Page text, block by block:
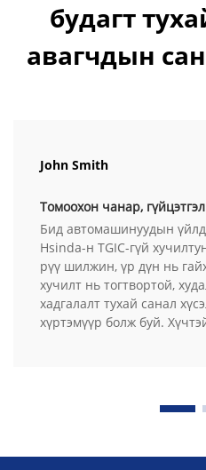
будагт
авагчдын
John Smith
Томоохон чанар, гүйцэтгэл
Бид автомашинуудын
Hsinda-н TGIC-гүй
рүү шилжин, үр дүн нь
хучилт нь тогтвортой,
хадгалалт тухай санал
хүртэмүүр болж буй.